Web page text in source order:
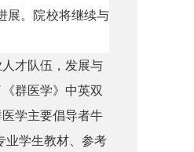
展。院校将继续与
才队伍，发展与
群医学》中英双
学主要倡导者牛
业学生教材、参考